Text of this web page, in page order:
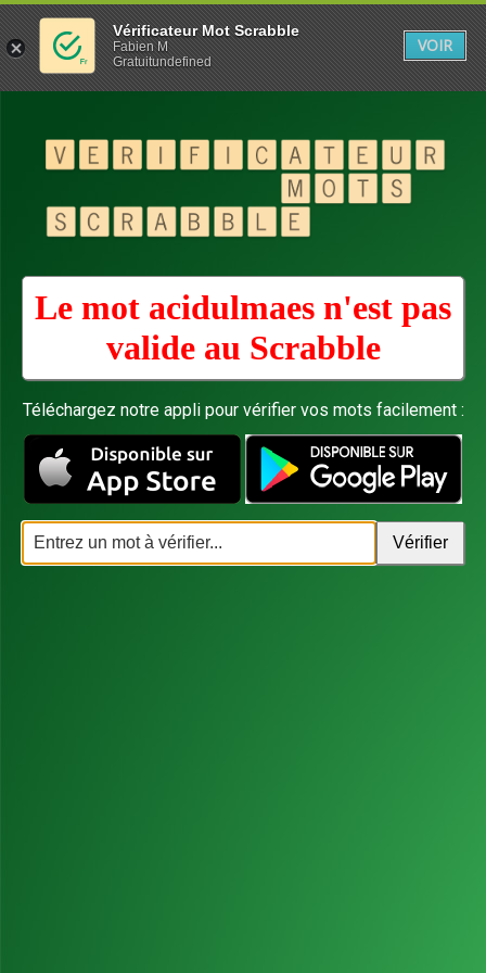
Le mot acidulmaes n'est pas
valide au Scrabble
Téléchargez notre appli pour vérifier vos mots facilement :
Vérificateur Mot Scrabble
Fabien M
Gratuitundefined
VOIR